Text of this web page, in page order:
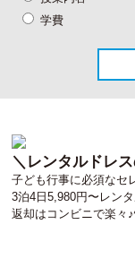
学費
＼レンタルドレ
子ども行事に必須なセ
3泊4日5,980円〜レン
返却はコンビニで楽々